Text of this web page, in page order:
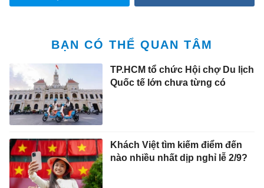
BẠN CÓ THỂ QUAN TÂM
TP.HCM tổ chức Hội chợ Du lịch
Quốc tế lớn chưa từng có
Khách Việt tìm kiếm điểm đến
nào nhiều nhất dịp nghỉ lễ 2/9?